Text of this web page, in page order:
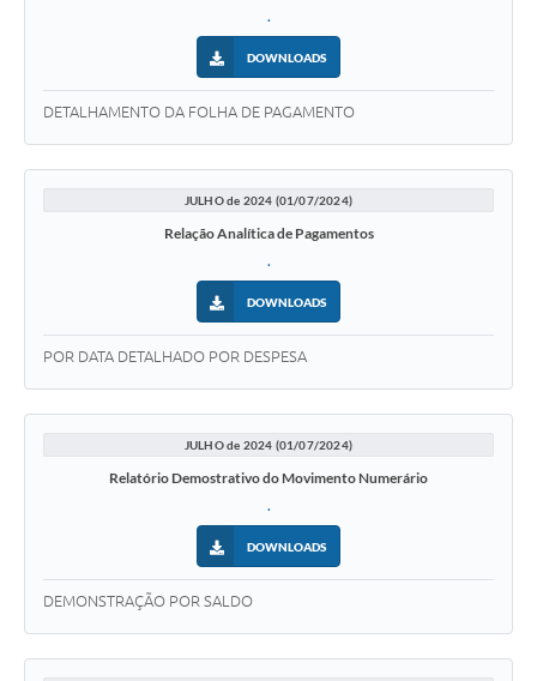
.
DOWNLOADS
DETALHAMENTO DA FOLHA DE PAGAMENTO
JULHO de 2024 (01/07/2024)
Relação Analítica de Pagamentos
.
DOWNLOADS
POR DATA DETALHADO POR DESPESA
JULHO de 2024 (01/07/2024)
Relatório Demostrativo do Movimento Numerário
.
DOWNLOADS
DEMONSTRAÇÃO POR SALDO